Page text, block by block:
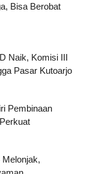
Bisa Berobat
Naik, Komisi III
Pasar Kutoarjo
Pembinaan